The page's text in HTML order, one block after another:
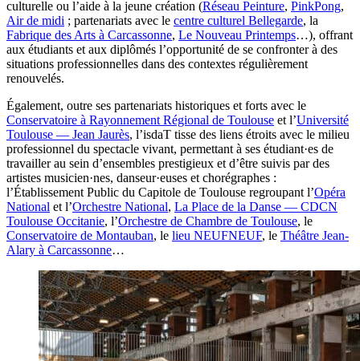
culturelle ou l’aide à la jeune création (Réseau Peinture, PinkPong,
Air de midi ; partenariats avec le centre culturel Bellegarde, la
Fabrique des Arts à Carcassonne, Le Nouveau Printemps…), offrant
aux étudiants et aux diplômés l’opportunité de se confronter à des
situations professionnelles dans des contextes régulièrement
renouvelés.
Également, outre ses partenariats historiques et forts avec le
Conservatoire à Rayonnement Régional de Toulouse et l’Université
Toulouse — Jean Jaurès, l’isdaT tisse des liens étroits avec le milieu
professionnel du spectacle vivant, permettant à ses étudiant·es de
travailler au sein d’ensembles prestigieux et d’être suivis par des
artistes musicien·nes, danseur·euses et chorégraphes :
l’Établissement Public du Capitole de Toulouse regroupant l’Opéra
National et l’Orchestre National, La Place de la Danse — CDCN
Toulouse Occitanie, l’Orchestre de Chambre de Toulouse, le
Conservatoire de Montauban, le lieu NEUFNEUF, le Théâtre Jean-
Alary à Carcassonne…